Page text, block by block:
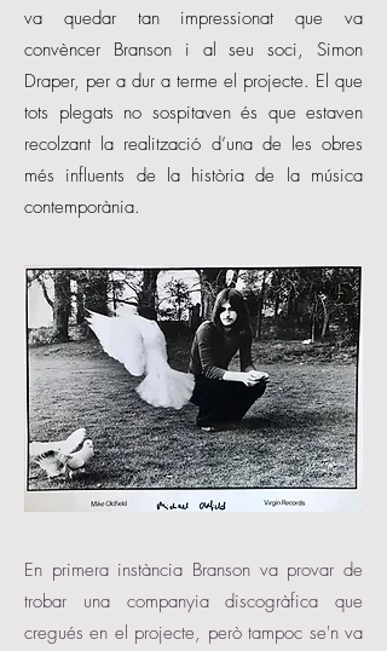
va quedar tan impressionat que va
convèncer Branson i al seu soci, Simon
Draper, per a dur a terme el projecte. El que
tots plegats no sospitaven és que estaven
recolzant la realització d’una de les obres
més influents de la història de la música
contemporània.
En primera instància Branson va provar de
trobar una companyia discogràfica que
cregués en el projecte, però tampoc se'n va